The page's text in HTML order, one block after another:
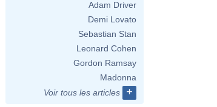
Adam Driver
Demi Lovato
Sebastian Stan
Leonard Cohen
Gordon Ramsay
Madonna
Voir tous les articles
+